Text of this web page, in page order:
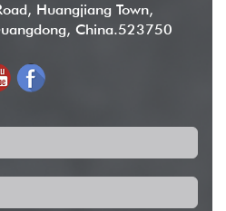
Huangjiang Town,
China.523750